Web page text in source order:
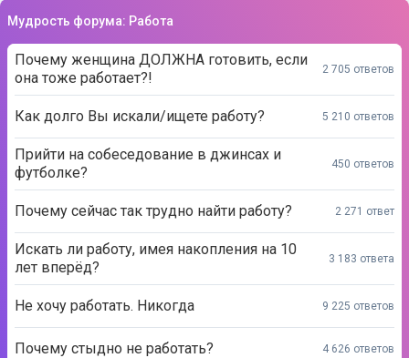
Мудрость форума: Работа
Почему женщина ДОЛЖНА готовить, если
она тоже работает?!
2 705 ответов
Как долго Вы искали/ищете работу? 5 210 ответов
Прийти на собеседование в джинсах и
футболке?
450 ответов
Почему сейчас так трудно найти работу? 2 271 ответ
Искать ли работу, имея накопления на 10
лет вперёд?
3 183 ответа
Не хочу работать. Никогда 9 225 ответов
Почему стыдно не работать? 4 626 ответов